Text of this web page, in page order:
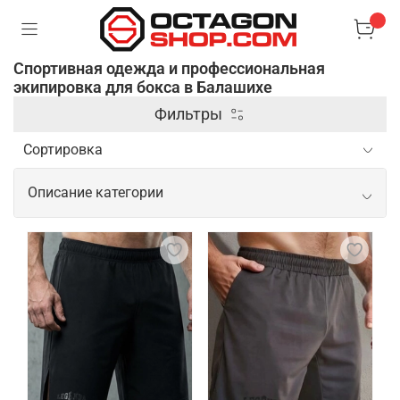
Спортивная одежда и профессиональная
экипировка для бокса в Балашихе
Фильтры
Описание категории
Спортивная одежда и
профессиональная экипировка для
бокса
Профессиональная одежда и экипировка для
бокса предназначены для обеспечения
максимального комфорта, защиты и
эффективности во время тренировок и боев.